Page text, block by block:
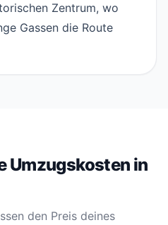
Zentrum, wo
Gassen die Route
Umzugskosten in
den Preis deines